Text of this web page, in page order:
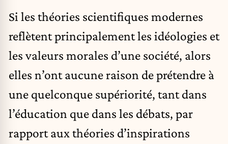
Si les théories scientifiques modernes
reflètent principalement les idéologies et
les valeurs morales d’une société, alors
elles n’ont aucune raison de prétendre à
une quelconque supériorité, tant dans
l’éducation que dans les débats, par
rapport aux théories d’inspirations